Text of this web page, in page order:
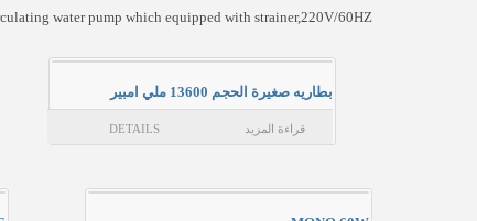
water pump which equipped with strainer,220V/60HZ
بطاريه صغيرة الحجم 13600 ملي امبير
قراءة المزيد DETAILS